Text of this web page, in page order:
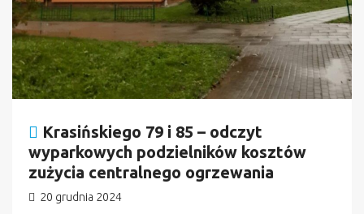
Krasińskiego 79 i 85 – odczyt
wyparkowych podzielników kosztów
zużycia centralnego ogrzewania
20 grudnia 2024